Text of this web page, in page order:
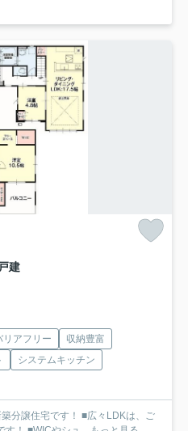
建
リアフリー
収納豊富
システムキッチン
分譲住宅です！ ■広々LDKは、ご